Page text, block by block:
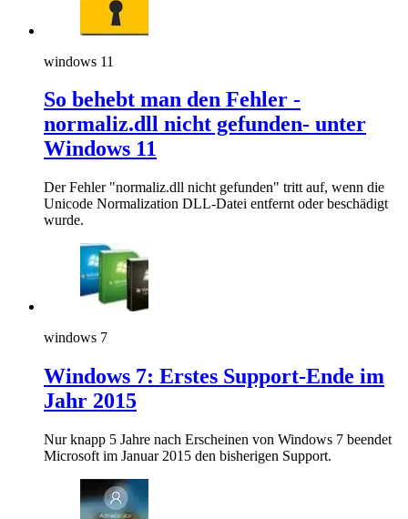
windows 11
So behebt man den Fehler -
normaliz.dll nicht gefunden- unter
Windows 11
Der Fehler "normaliz.dll nicht gefunden" tritt auf, wenn die
Unicode Normalization DLL-Datei entfernt oder beschädigt
wurde.
windows 7
Windows 7: Erstes Support-Ende im
Jahr 2015
Nur knapp 5 Jahre nach Erscheinen von Windows 7 beendet
Microsoft im Januar 2015 den bisherigen Support.